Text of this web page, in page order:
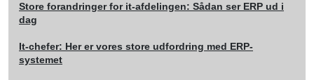
Store forandringer for it-afdelingen: Sådan ser ERP ud i
dag
It-chefer: Her er vores store udfordring med ERP-
systemet